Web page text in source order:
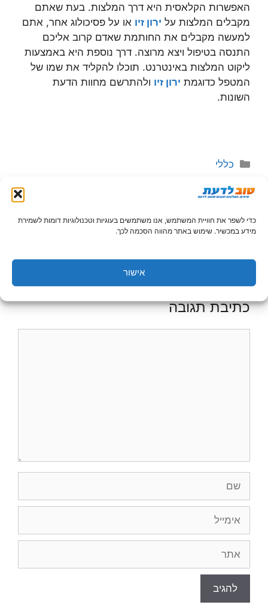
כדי לשפר את חוויית המשתמש, אנו משתמשים בעוגיות וטכנולוגיות דומות לשמירת
מידע במכשיר. שימוש באתר מהווה הסכמה לכך.
אישור
האפשרות הקלאסית היא דרך המלצות. בעת שאתם
מקבלים המלצות על ירון זיו או על פסיכולוג אחר, אתם
למעשה מקבלים את החותמת שאדם קרוב אליכם
התנסה בטיפול ויצא מרוצה. דרך נוספת היא באמצעות
ליקוט המלצות באינטרנט. תוכלו להקליד את שמו של
המטפל כדוגמת ירון זיו ולהתרשם מחוות הדעת
השונות.
קטגוריות
כללי
בדיקות גנטיות בהיריון – למה הן הכרחיות?
קראו עודבתנאי השימוש.
כתיבת תגובה